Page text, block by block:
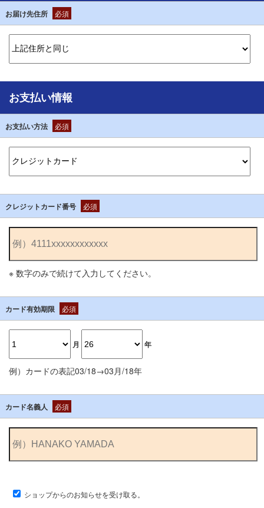
お届け先住所 必須
お支払い情報
お支払い方法 必須
クレジットカード番号 必須
※ 数字のみで続けて入力してください。
カード有効期限 必須
月 年
例）カードの表記03/18→03月/18年
カード名義人 必須
ショップからのお知らせを受け取る。